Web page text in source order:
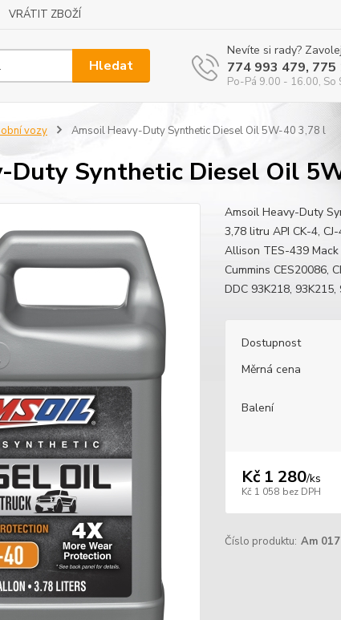
VRÁTIT ZBOŽÍ
Hledat
Nevíte si rady?
774 993 479, 775
Po-Pá 9.00 - 16.00, So
vozy Amsoil Heavy-Duty Synthetic Diesel Oil 5W-40 3,78 l
Duty Synthetic Diesel Oil
Amsoil Heavy-Duty
3,78 litru API CK-4,
Allison TES-439 Mack
Cummins CES20086,
DDC 93K218, 93K215,
Dostupnost
Měrná cena
Balení
Kč 1 280/ks
Kč 1 058 bez DPH
Číslo produktu: Am